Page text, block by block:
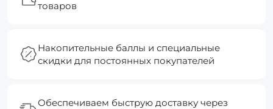
товаров
Накопительные баллы и специальные
скидки для постоянных покупателей
Обеспечиваем быструю доставку через